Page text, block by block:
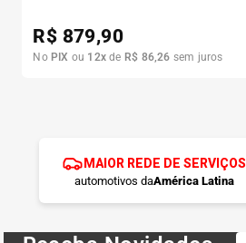
R$ 879,90
No PIX ou 12x de R$ 86,26 sem juros
MAIOR REDE DE SERVIÇOS
automotivos daAmérica Latina